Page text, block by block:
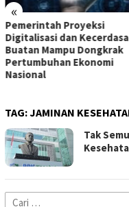
«
Pemerintah Proyeksi
Digitalisasi dan
Buatan Mampu Dongkrak
Pertumbuhan Ekonomi
Nasional
TAG:JAMINAN
Tak
Cari